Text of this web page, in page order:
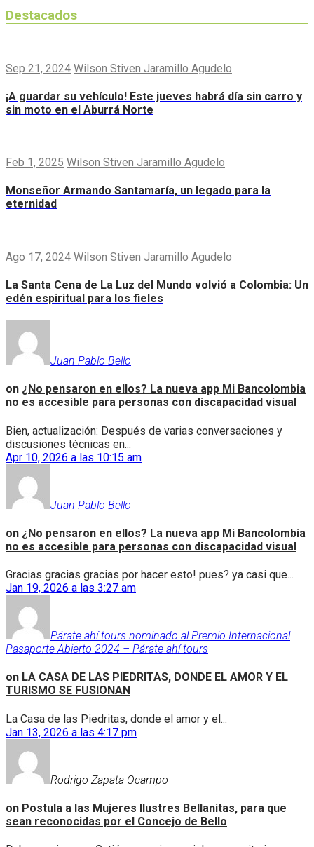
Destacados
Sep 21, 2024 Wilson Stiven Jaramillo Agudelo
¡A guardar su vehículo! Este jueves habrá día sin carro y
sin moto en el Aburrá Norte
Feb 1, 2025 Wilson Stiven Jaramillo Agudelo
Monseñor Armando Santamaría, un legado para la
eternidad
Ago 17, 2024 Wilson Stiven Jaramillo Agudelo
La Santa Cena de La Luz del Mundo volvió a Colombia: Un
edén espiritual para los fieles
Juan Pablo Bello
on ¿No pensaron en ellos? La nueva app Mi Bancolombia
no es accesible para personas con discapacidad visual
Bien, actualización: Después de varias conversaciones y
discusiones técnicas en...
Apr 10, 2026 a las 10:15 am
Juan Pablo Bello
on ¿No pensaron en ellos? La nueva app Mi Bancolombia
no es accesible para personas con discapacidad visual
Gracias gracias gracias por hacer esto! pues? ya casi que...
Jan 19, 2026 a las 3:27 am
Párate ahí tours nominado al Premio Internacional
Pasaporte Abierto 2024 – Párate ahí tours
on LA CASA DE LAS PIEDRITAS, DONDE EL AMOR Y EL
TURISMO SE FUSIONAN
La Casa de las Piedritas, donde el amor y el...
Jan 13, 2026 a las 4:17 pm
Rodrigo Zapata Ocampo
on Postula a las Mujeres Ilustres Bellanitas, para que
sean reconocidas por el Concejo de Bello